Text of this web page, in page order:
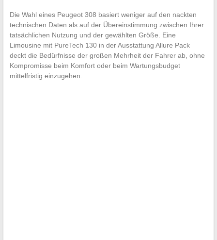
Die Wahl eines Peugeot 308 basiert weniger auf den nackten
technischen Daten als auf der Übereinstimmung zwischen Ihrer
tatsächlichen Nutzung und der gewählten Größe. Eine
Limousine mit PureTech 130 in der Ausstattung Allure Pack
deckt die Bedürfnisse der großen Mehrheit der Fahrer ab, ohne
Kompromisse beim Komfort oder beim Wartungsbudget
mittelfristig einzugehen.